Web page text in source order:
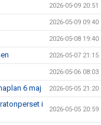
2026-05-09 20:51
2026-05-09 09:40
2026-05-08 19:40
2026-05-07 21:15
2026-05-06 08:03
6 maj 2026-05-05 21:20
i
2026-05-05 20:59